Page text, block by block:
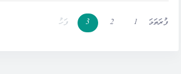
ފުރަތަމަ 1
2
3 ފަހު